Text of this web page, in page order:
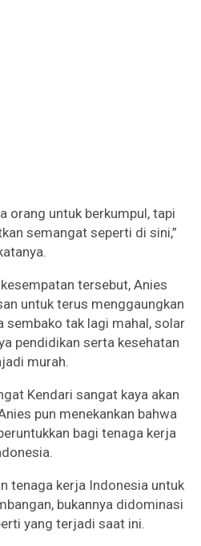
orang untuk berkumpul, tapi
semangat seperti di sini,”
tersebut, Anies
untuk terus menggaungkan
sembako tak lagi mahal, solar
pendidikan serta kesehatan
murah.
Kendari sangat kaya akan
pun menekankan bahwa
bagi tenaga kerja
tenaga kerja Indonesia untuk
bukannya didominasi
yang terjadi saat ini.